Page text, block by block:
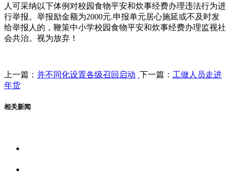
人可采纳以下体例对校园食物平安和炊事经费办理违法行为进
行举报。举报励金额为2000元.申报单元居心施延或不及时发
给举报人的，鞭策中小学校园食物平安和炊事经费办理监视社
会共治。视为放弃！
上一篇： 并不同化设置各级召回启动 下一篇： 工做人员走进
年货
相关新闻